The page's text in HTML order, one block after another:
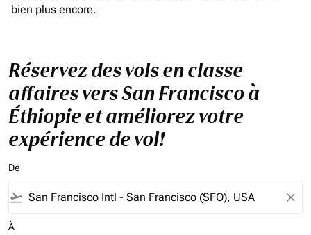
bien plus encore.
Réservez des vols en classe
affaires vers San Francisco à
Éthiopie et améliorez votre
expérience de vol!
De
flight_takeoff close
À